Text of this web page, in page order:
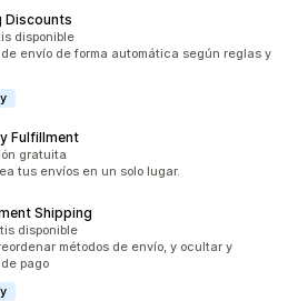
Discounts
disponible
envío de forma automática según reglas y
Fulfillment
gratuita
tus envíos en un solo lugar.
Shipping
disponible
métodos de envío, y ocultar y
pago